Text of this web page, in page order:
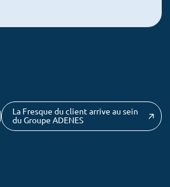
La Fresque du client arrive au sein
du Groupe ADENES